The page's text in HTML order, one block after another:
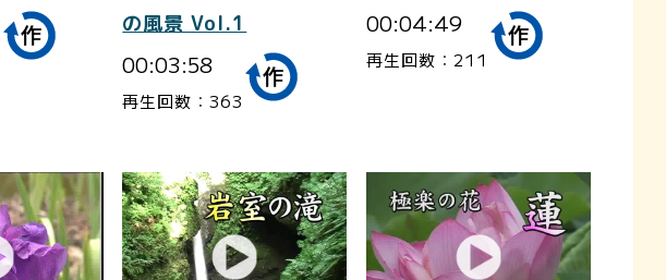
の風景 Vol.1
00:03:58
再生回数：363
00:04:49
再生回数：211